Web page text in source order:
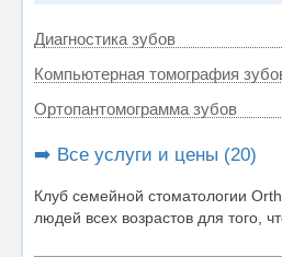
Диагностика зубов
Компьютерная томография
Ортопантомограмма зубов
➡️ Все услуги и цены (20)
Клуб семейной стоматологии
людей всех возрастов для того,